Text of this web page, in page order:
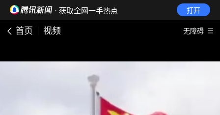
· 获取全网一手热点 打开
首页 视频 无障碍